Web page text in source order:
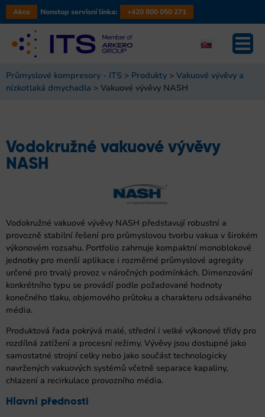
Akce Nonstop servisní linka: +420 800 050 271
Průmyslové kompresory - ITS > Produkty > Vakuové vývěvy a
nízkotlaká dmychadla > Vakuové vývěvy NASH
Vodokružné vakuové vývěvy
NASH
Vodokružné vakuové vývěvy NASH představují robustní a
provozně stabilní řešení pro průmyslovou tvorbu vakua v širokém
výkonovém rozsahu. Portfolio zahrnuje kompaktní monoblokové
jednotky pro menší aplikace i rozměrné průmyslové agregáty
určené pro trvalý provoz v náročných podmínkách. Dimenzování
konkrétního typu se provádí podle požadované hodnoty
konečného tlaku, objemového průtoku a charakteru odsávaného
média.
Produktová řada pokrývá malé, střední i velké výkonové třídy pro
rozdílná zatížení a procesní režimy. Vývěvy jsou dostupné jako
samostatné strojní celky nebo jako součást technologicky
navržených vakuových systémů včetně separace kapaliny,
chlazení a recirkulace provozního média.
Hlavní přednosti